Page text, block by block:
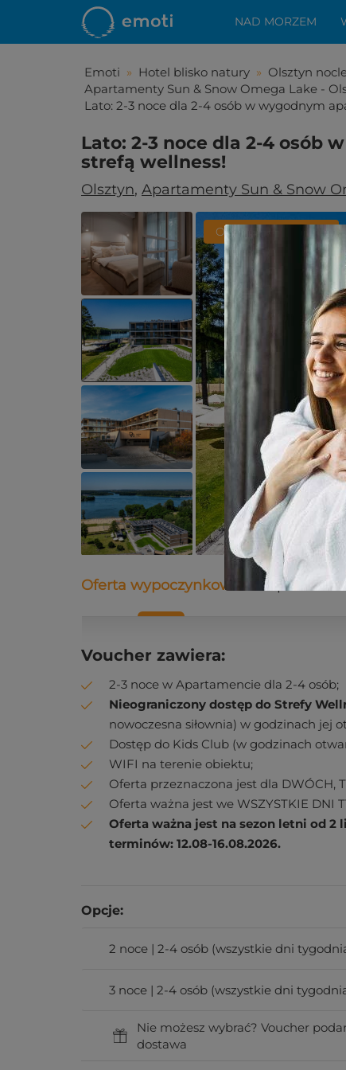
NAD MORZEM
Emoti » Hotel blisko natury » Olsztyn
Apartamenty Sun & Snow Omega Lake -
Lato: 2-3 noce dla 2-4 osób w wygodnym
Lato: 2-3 noce dla 2-4 osób
strefą wellness!
Olsztyn, Apartamenty Sun & Snow
Obowiązuje w LATO
Zostało
Oferta wypoczynkowa Opis
Voucher zawiera:
2-3 noce w Apartamencie dla 2-4 osób;
Nieograniczony dostęp do Strefy
nowoczesna siłownia) w godzinach jej
Dostęp do Kids Club (w godzinach
WIFI na terenie obiektu;
Oferta przeznaczona jest dla DWÓCH,
Oferta ważna jest we WSZYSTKIE DNI
Oferta ważna jest na sezon letni od 2
terminów: 12.08-16.08.2026.
Opcje:
2 noce | 2-4 osób (wszystkie dni
3 noce | 2-4 osób (wszystkie dni
Nie możesz wybrać? Voucher
dostawa